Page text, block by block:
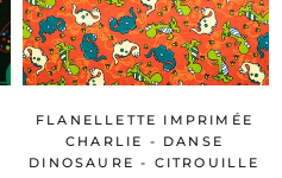
FLANELLETTE IMPRIMÉE
CHARLIE - DANSE
DINOSAURE - CITROUILLE